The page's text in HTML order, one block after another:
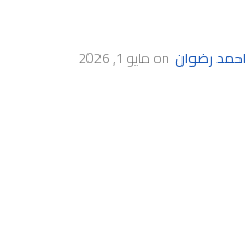
احمد رضوان on مايو 1, 2026